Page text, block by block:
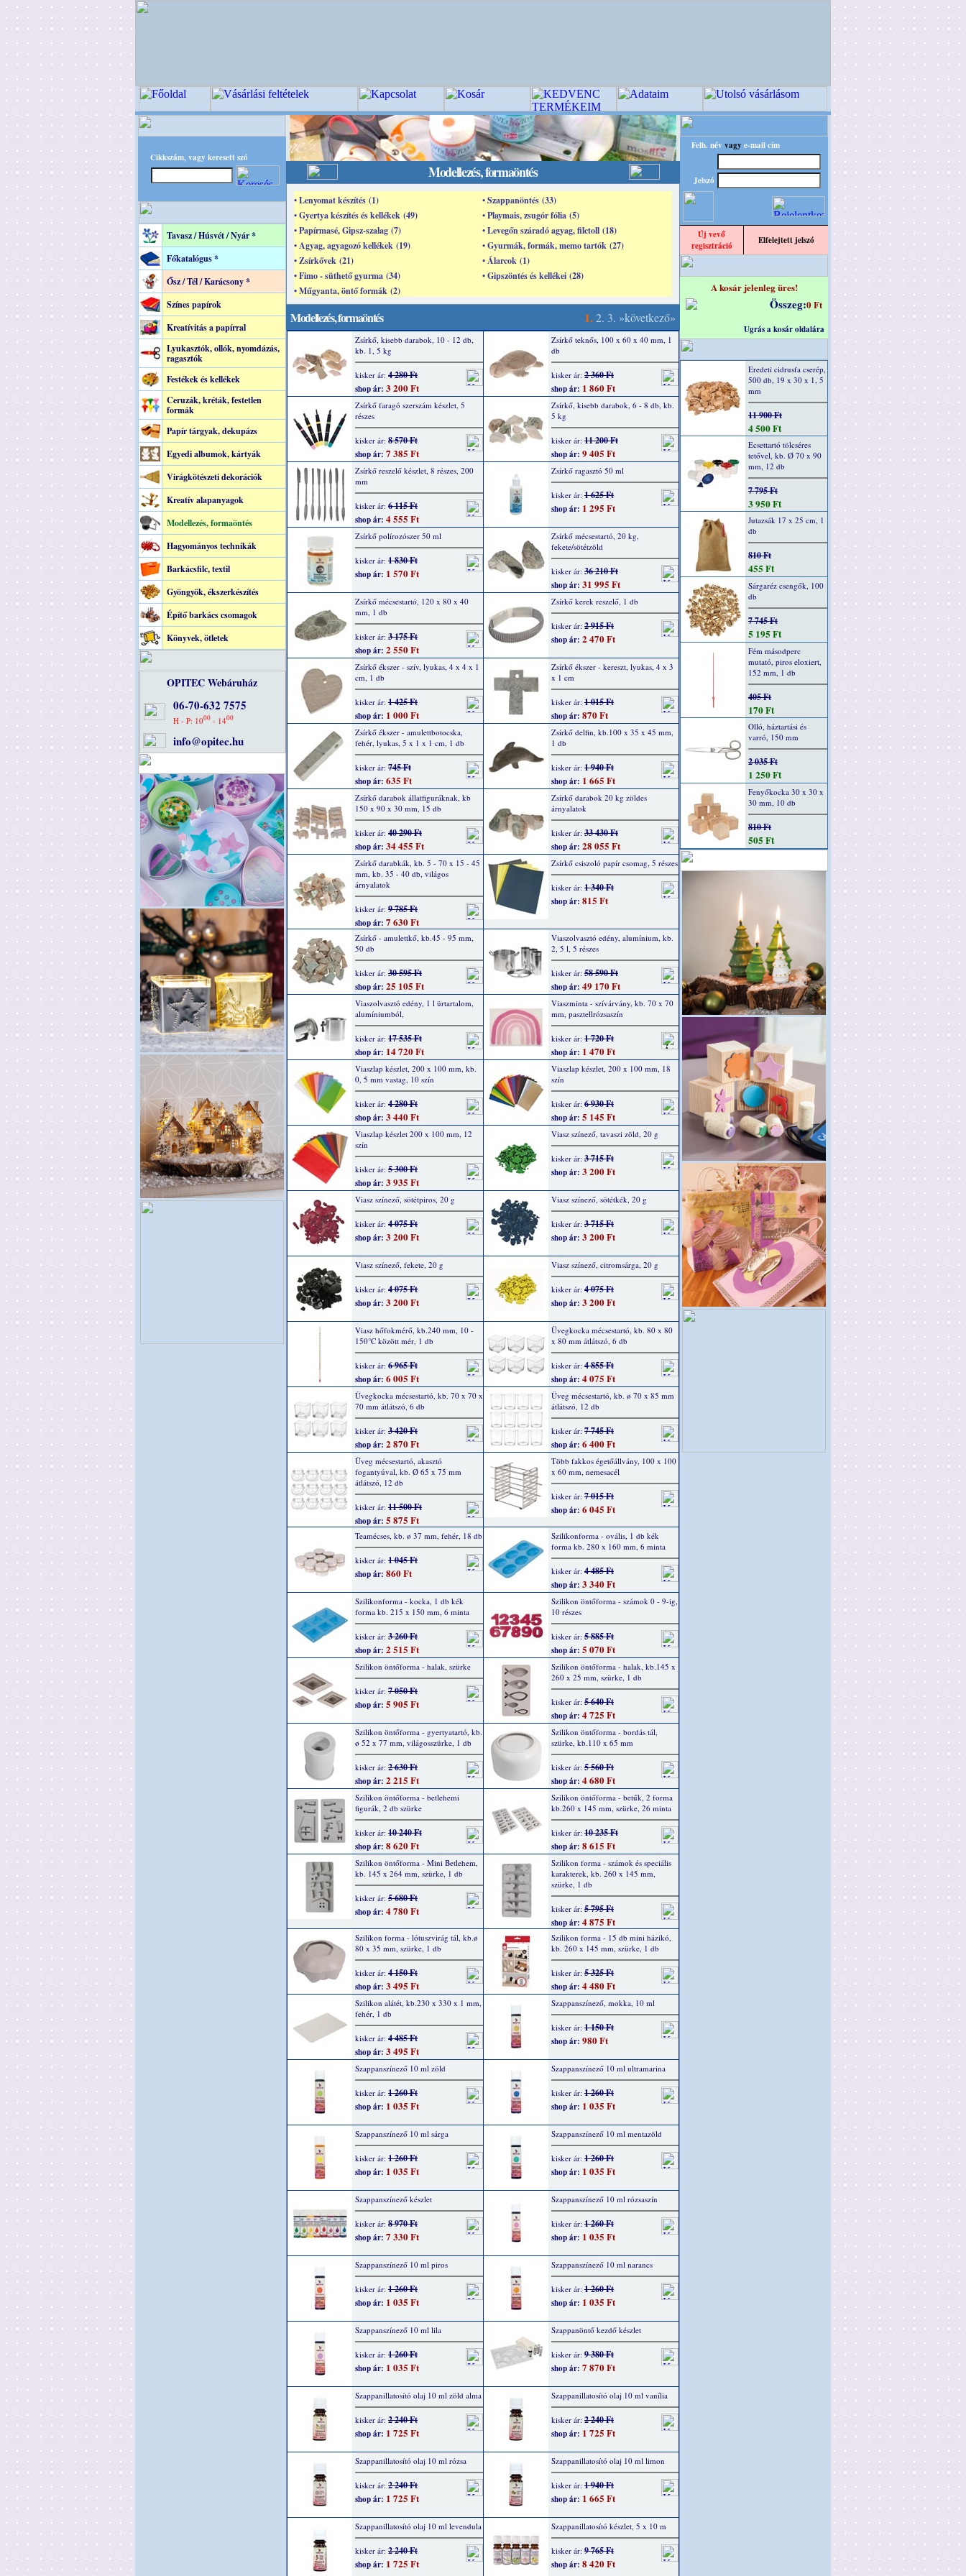
Cikkszám, vagy keresett szó
Tavasz / Húsvét / Nyár *
Főkatalógus *
Ősz / Tél / Karácsony *
Színes papírok
Kreatívitás a papírral
Lyukasztók, ollók, nyomdázás,
ragasztók
Festékek és kellékek
Ceruzák, kréták, festetlen
formák
Papír tárgyak, dekupázs
Egyedi albumok, kártyák
Virágkötészeti dekorációk
Kreatív alapanyagok
Modellezés, formaöntés
Hagyományos technikák
Barkácsfilc, textil
Gyöngyök, ékszerkészítés
Építő barkács csomagok
Könyvek, ötletek
OPITEC Webáruház
06-70-632 7575
H - P: 1000- 1400
info@opitec.hu
Modellezés, formaöntés
• Lenyomat készítés (1)
• Szappanöntés (33)
• Gyertya készítés és kellékek (49)
• Playmais, zsugór fólia (5)
• Papírmasé, Gipsz-szalag (7)
• Levegőn száradó agyag, filctoll (18)
• Agyag, agyagozó kellékek (19)
• Gyurmák, formák, memo tartók (27)
• Zsírkővek (21)
• Álarcok (1)
• Fimo - süthető gyurma (34)
• Gipszöntés és kellékei (28)
• Műgyanta, öntő formák (2)
Modellezés, formaöntés 1.2. 3. »következő»
Zsírkő, kisebb darabok, 10 - 12 db,
kb. 1, 5 kg
kisker ár: 4 280 Ft
shop ár: 3 200 Ft
Zsírkő teknős, 100 x 60 x 40 mm, 1
db
kisker ár: 2 360 Ft
shop ár: 1 860 Ft
Zsírkő faragó szerszám készlet, 5
részes
kisker ár: 8 570 Ft
shop ár: 7 385 Ft
Zsírkő, kisebb darabok, 6 - 8 db, kb.
5 kg
kisker ár: 11 200 Ft
shop ár: 9 405 Ft
Zsírkő reszelő készlet, 8 részes, 200
mm
kisker ár: 6 115 Ft
shop ár: 4 555 Ft
Zsírkő ragasztó 50 ml
kisker ár: 1 625 Ft
shop ár: 1 295 Ft
Zsírkő polírozószer 50 ml
kisker ár: 1 830 Ft
shop ár: 1 570 Ft
Zsírkő mécsestartó, 20 kg,
fekete/sötétzöld
kisker ár: 36 210 Ft
shop ár: 31 995 Ft
Zsírkő mécsestartó, 120 x 80 x 40
mm, 1 db
kisker ár: 3 175 Ft
shop ár: 2 550 Ft
Zsírkő kerek reszelő, 1 db
kisker ár: 2 915 Ft
shop ár: 2 470 Ft
Zsírkő ékszer - szív, lyukas, 4 x 4 x 1
cm, 1 db
kisker ár: 1 425 Ft
shop ár: 1 000 Ft
Zsírkő ékszer - kereszt, lyukas, 4 x 3
x 1 cm
kisker ár: 1 015 Ft
shop ár: 870 Ft
Zsírkő ékszer - amulettbotocska,
fehér, lyukas, 5 x 1 x 1 cm, 1 db
kisker ár: 745 Ft
shop ár: 635 Ft
Zsírkő delfin, kb.100 x 35 x 45 mm,
1 db
kisker ár: 1 940 Ft
shop ár: 1 665 Ft
Zsírkő darabok állatfiguráknak, kb
150 x 90 x 30 mm, 15 db
kisker ár: 40 290 Ft
shop ár: 34 455 Ft
Zsírkő darabok 20 kg zöldes
árnyalatok
kisker ár: 33 430 Ft
shop ár: 28 055 Ft
Zsírkő darabkák, kb. 5 - 70 x 15 - 45
mm, kb. 35 - 40 db, világos
árnyalatok
kisker ár: 9 785 Ft
shop ár: 7 630 Ft
Zsírkő csiszoló papír csomag, 5 részes
kisker ár: 1 340 Ft
shop ár: 815 Ft
Zsírkő - amulettkő, kb.45 - 95 mm,
50 db
kisker ár: 30 595 Ft
shop ár: 25 105 Ft
Viaszolvasztó edény, alumínium, kb.
2, 5 l, 5 részes
kisker ár: 58 590 Ft
shop ár: 49 170 Ft
Viaszolvasztó edény, 1 l ürtartalom,
alumíniumból,
kisker ár: 17 535 Ft
shop ár: 14 720 Ft
Viaszminta - szívárvány, kb. 70 x 70
mm, pasztellrózsaszín
kisker ár: 1 720 Ft
shop ár: 1 470 Ft
Viaszlap készlet, 200 x 100 mm, kb.
0, 5 mm vastag, 10 szín
kisker ár: 4 280 Ft
shop ár: 3 440 Ft
Viaszlap készlet, 200 x 100 mm, 18
szín
kisker ár: 6 930 Ft
shop ár: 5 145 Ft
Viaszlap készlet 200 x 100 mm, 12
szín
kisker ár: 5 300 Ft
shop ár: 3 935 Ft
Viasz színező, tavaszi zöld, 20 g
kisker ár: 3 715 Ft
shop ár: 3 200 Ft
Viasz színező, sötétpiros, 20 g
kisker ár: 4 075 Ft
shop ár: 3 200 Ft
Viasz színező, sötétkék, 20 g
kisker ár: 3 715 Ft
shop ár: 3 200 Ft
Viasz színező, fekete, 20 g
kisker ár: 4 075 Ft
shop ár: 3 200 Ft
Viasz színező, citromsárga, 20 g
kisker ár: 4 075 Ft
shop ár: 3 200 Ft
Viasz hőfokmérő, kb.240 mm, 10 -
150°C között mér, 1 db
kisker ár: 6 965 Ft
shop ár: 6 005 Ft
Üvegkocka mécsestartó, kb. 80 x 80
x 80 mm átlátszó, 6 db
kisker ár: 4 855 Ft
shop ár: 4 075 Ft
Üvegkocka mécsestartó, kb. 70 x 70 x
70 mm átlátszó, 6 db
kisker ár: 3 420 Ft
shop ár: 2 870 Ft
Üveg mécsestartó, kb. ø 70 x 85 mm
átlátszó, 12 db
kisker ár: 7 745 Ft
shop ár: 6 400 Ft
Üveg mécsestartó, akasztó
fogantyúval, kb. Ø 65 x 75 mm
átlátszó, 12 db
kisker ár: 11 500 Ft
shop ár: 5 875 Ft
Több fakkos égetőállvány, 100 x 100
x 60 mm, nemesacél
kisker ár: 7 015 Ft
shop ár: 6 045 Ft
Teamécses, kb. ø 37 mm, fehér, 18 db
kisker ár: 1 045 Ft
shop ár: 860 Ft
Szilikonforma - ovális, 1 db kék
forma kb. 280 x 160 mm, 6 minta
kisker ár: 4 485 Ft
shop ár: 3 340 Ft
Szilikonforma - kocka, 1 db kék
forma kb. 215 x 150 mm, 6 minta
kisker ár: 3 260 Ft
shop ár: 2 515 Ft
Szilikon öntőforma - számok 0 - 9-ig,
10 részes
kisker ár: 5 885 Ft
shop ár: 5 070 Ft
Szilikon öntőforma - halak, szürke
kisker ár: 7 050 Ft
shop ár: 5 905 Ft
Szilikon öntőforma - halak, kb.145 x
260 x 25 mm, szürke, 1 db
kisker ár: 5 640 Ft
shop ár: 4 725 Ft
Szilikon öntőforma - gyertyatartó, kb.
ø 52 x 77 mm, világosszürke, 1 db
kisker ár: 2 630 Ft
shop ár: 2 215 Ft
Szilikon öntőforma - bordás tál,
szürke, kb.110 x 65 mm
kisker ár: 5 560 Ft
shop ár: 4 680 Ft
Szilikon öntőforma - betlehemi
figurák, 2 db szürke
kisker ár: 10 240 Ft
shop ár: 8 620 Ft
Szilikon öntőforma - betűk, 2 forma
kb.260 x 145 mm, szürke, 26 minta
kisker ár: 10 235 Ft
shop ár: 8 615 Ft
Szilikon öntőforma - Mini Betlehem,
kb. 145 x 264 mm, szürke, 1 db
kisker ár: 5 680 Ft
shop ár: 4 780 Ft
Szilikon forma - számok és speciális
karakterek, kb. 260 x 145 mm,
szürke, 1 db
kisker ár: 5 795 Ft
shop ár: 4 875 Ft
Szilikon forma - lótuszvirág tál, kb.ø
80 x 35 mm, szürke, 1 db
kisker ár: 4 150 Ft
shop ár: 3 495 Ft
Szilikon forma - 15 db mini házikó,
kb. 260 x 145 mm, szürke, 1 db
kisker ár: 5 325 Ft
shop ár: 4 480 Ft
Szilikon alátét, kb.230 x 330 x 1 mm,
fehér, 1 db
kisker ár: 4 485 Ft
shop ár: 3 495 Ft
Szappanszínező, mokka, 10 ml
kisker ár: 1 150 Ft
shop ár: 980 Ft
Szappanszínező 10 ml zöld
kisker ár: 1 260 Ft
shop ár: 1 035 Ft
Szappanszínező 10 ml ultramarina
kisker ár: 1 260 Ft
shop ár: 1 035 Ft
Szappanszínező 10 ml sárga
kisker ár: 1 260 Ft
shop ár: 1 035 Ft
Szappanszínező 10 ml mentazöld
kisker ár: 1 260 Ft
shop ár: 1 035 Ft
Szappanszínező készlet
kisker ár: 8 970 Ft
shop ár: 7 330 Ft
Szappanszínező 10 ml rózsaszín
kisker ár: 1 260 Ft
shop ár: 1 035 Ft
Szappanszínező 10 ml piros
kisker ár: 1 260 Ft
shop ár: 1 035 Ft
Szappanszínező 10 ml narancs
kisker ár: 1 260 Ft
shop ár: 1 035 Ft
Szappanszínező 10 ml lila
kisker ár: 1 260 Ft
shop ár: 1 035 Ft
Szappanöntő kezdő készlet
kisker ár: 9 380 Ft
shop ár: 7 870 Ft
Szappanillatosító olaj 10 ml zöld alma
kisker ár: 2 240 Ft
shop ár: 1 725 Ft
Szappanillatosító olaj 10 ml vanília
kisker ár: 2 240 Ft
shop ár: 1 725 Ft
Szappanillatosító olaj 10 ml rózsa
kisker ár: 2 240 Ft
shop ár: 1 725 Ft
Szappanillatosító olaj 10 ml limon
kisker ár: 1 940 Ft
shop ár: 1 665 Ft
Szappanillatosító olaj 10 ml levendula
kisker ár: 2 240 Ft
shop ár: 1 725 Ft
Szappanillatosító készlet, 5 x 10 m
kisker ár: 9 765 Ft
shop ár: 8 420 Ft
Felh. név vagy e-mail cím
Jelszó
Új vevő
regisztráció
Elfelejtett jelszó
A kosár jelenleg üres!
Összeg:0 Ft
Ugrás a kosár oldalára
Eredeti cidrusfa cserép,
500 db, 19 x 30 x 1, 5
mm
11 900 Ft
4 500 Ft
Ecsettartó tölcséres
tetővel, kb. Ø 70 x 90
mm, 12 db
7 795 Ft
3 950 Ft
Jutazsák 17 x 25 cm, 1
db
810 Ft
455 Ft
Sárgaréz csengők, 100
db
7 745 Ft
5 195 Ft
Fém másodperc
mutató, piros eloxiert,
152 mm, 1 db
405 Ft
170 Ft
Olló, háztartási és
varró, 150 mm
2 035 Ft
1 250 Ft
Fenyőkocka 30 x 30 x
30 mm, 10 db
810 Ft
505 Ft